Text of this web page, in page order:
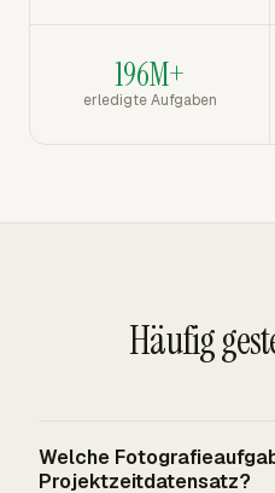
196M+
erledigte Aufgaben
Häufig
Welche
Projektzeitdatensatz?